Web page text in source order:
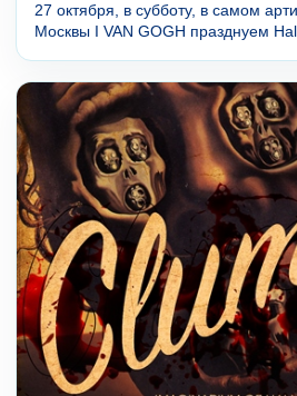
27 октября, в субботу, в самом
Москвы I VAN GOGH празднуем